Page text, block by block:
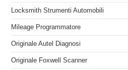
Locksmith Strumenti Automobili
Mileage Programmatore
Originale Autel Diagnosi
Originale Foxwell Scanner